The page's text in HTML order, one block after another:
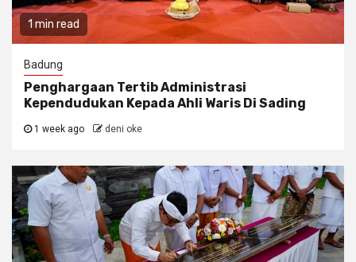
1 min read
Badung
Penghargaan Tertib Administrasi
Kependudukan Kepada Ahli Waris Di Sading
1 week ago deni oke